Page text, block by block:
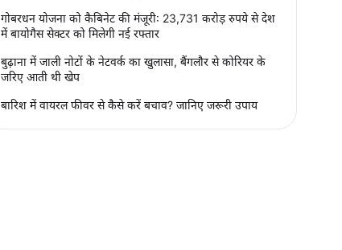
गोबरधन योजना को कैबिनेट की मंजूरी: 23,731 करोड़ रुपये से देश
में बायोगैस सेक्टर को मिलेगी नई रफ्तार
बुढ़ाना में जाली नोटों के नेटवर्क का खुलासा, बैंगलौर से कोरियर के
जरिए आती थी खेप
बारिश में वायरल फीवर से कैसे करें बचाव? जानिए जरूरी उपाय